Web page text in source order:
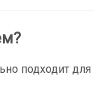
подходит для